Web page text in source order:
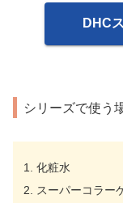
DHC
シリーズで使う
化粧水
スーパーコラー